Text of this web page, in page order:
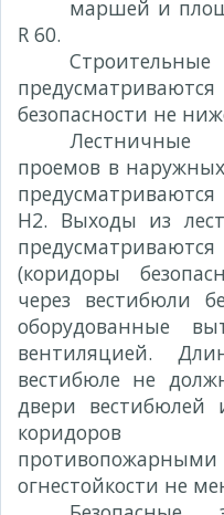
маршей и
R 60.
безопасности не
Лестничные
проемов в
Н2. Выходы из
(коридоры
через вестибюли
оборудованные
вентиляцией.
вестибюле не
двери
коридоров
огнестойкости не